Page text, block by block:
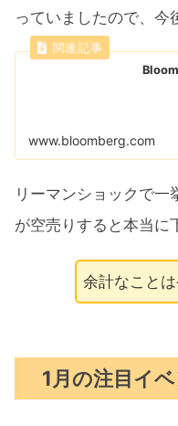
っていましたので、今
www.bloomberg.com
リーマンショックで
が空売りすると本当に
余計なこと
1月の注目イ